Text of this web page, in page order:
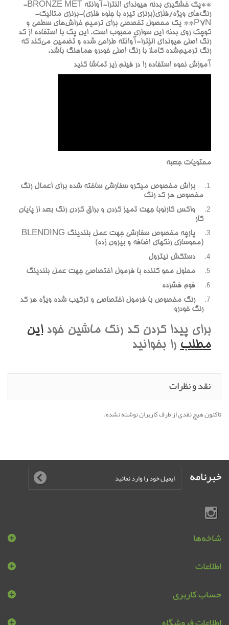
**پک خشگيري بدنه هيونداي النترا-آوانته BRONZE MET-
رنگ‌هاي ويژه/فلزي(برنزي تيره با جلوه فلزي)-برنزي متاليک-
P7N** يک محصول تخصصي براي ترميم خراش‌هاي سطحي و
کوچک روي بدنه اين سواري محبوب است. اين پک با استفاده از کد
رنگ اصلي هيونداي النترا-آوانته طراحي شده و تضمين مي‌کند که
رنگ ترميم‌شده کاملاً با رنگ اصلي خودرو هماهنگ باشد.
آموزش نحوه استفاده را در فيلم زير تماشا کنيد
محتويات جعبه
براش مخصوص ميکرو سفارشي ساخته شده براي اعمال رنگ
مخصوص هر کد رنگ
واکس کارنوبا جهت تميز کردن و براق کردن رنگ بعد از پايان
کار
پارچه مخصوص سفارشي جهت عمل بلندينگ BLENDING
(محوسازي رنگهاي اضافه و بيرون زده)
دستکش نيترول
محلول محو کننده با فرمول اختصاصي جهت عمل بلندينگ
فوم فشرده
رنگ مخصوص با فرمول اختصاصي و ترکيب شده ويژه هر کد
رنگ خودرو
براي پيدا کردن کد رنگ ماشين خوداين
مطلب را بخوانيد
نقد و نظرات
تاکنون هیچ نقدی از طرف کاربران نوشته نشده.
خبرنامه
شاخه‌ها
اطلاعات
حساب کاربری